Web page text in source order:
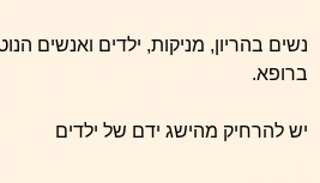
נשים בהריון, מניקות, ילדים ואנשים
ברופא.
יש להרחיק מהישג ידם של ילדים